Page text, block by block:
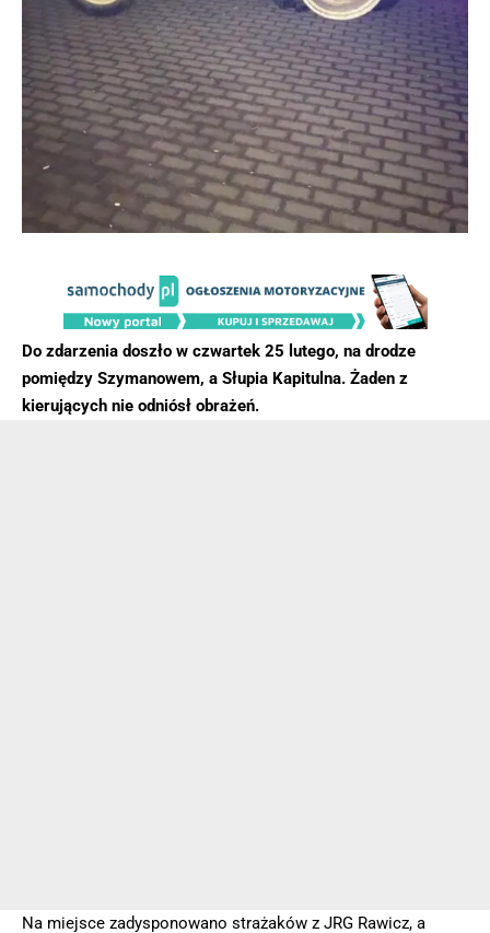
Do zdarzenia doszło w czwartek 25 lutego, na drodze
pomiędzy Szymanowem, a Słupia Kapitulna. Żaden z
kierujących nie odniósł obrażeń.
Na miejsce zadysponowano strażaków z JRG Rawicz, a